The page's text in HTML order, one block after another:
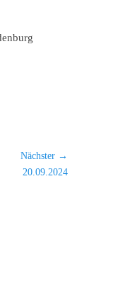
Nächster →
20.09.2024